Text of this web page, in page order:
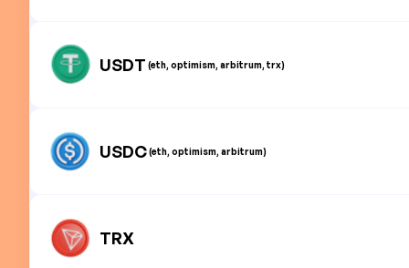
USDT (eth, optimism, arbitrum, trx)
USDC(eth, optimism, arbitrum)
TRX